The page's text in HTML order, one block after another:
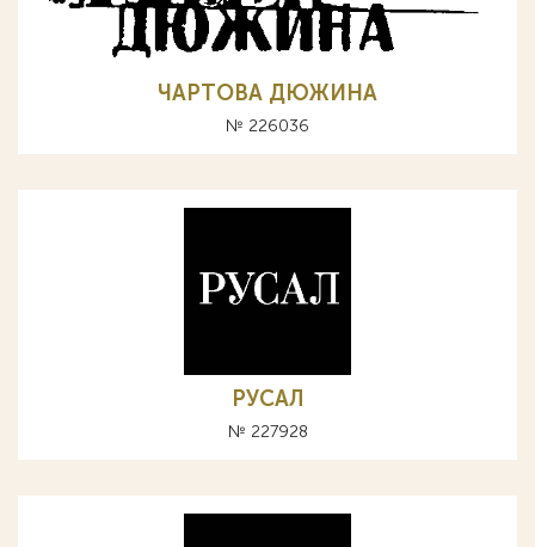
ЧАРТОВА ДЮЖИНА
№ 226036
РУСАЛ
№ 227928